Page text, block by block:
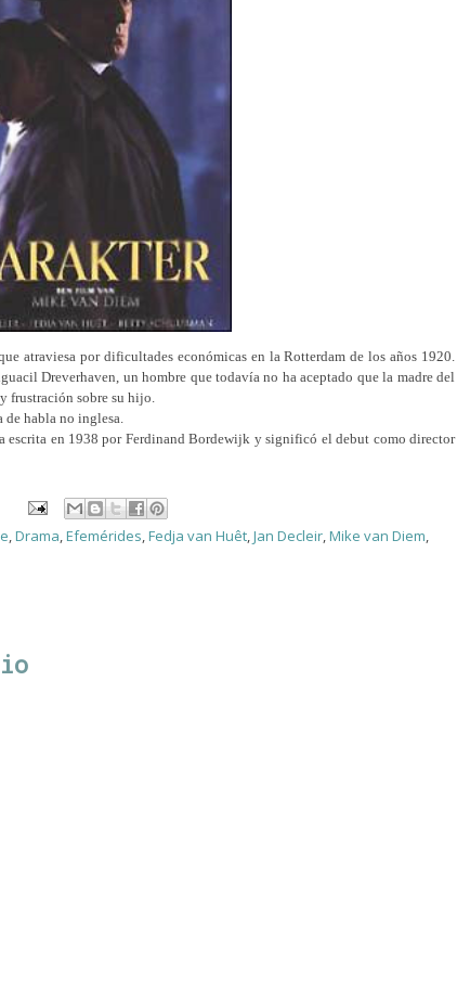
atraviesa por dificultades económicas en la Rotterdam de los años 1920.
Dreverhaven, un hombre que todavía no ha aceptado que la madre del
frustración sobre su hijo.
habla no inglesa.
escrita en 1938 por Ferdinand Bordewijk y significó el debut como director
,Drama,Efemérides,Fedja van Huêt,Jan Decleir,Mike van Diem,